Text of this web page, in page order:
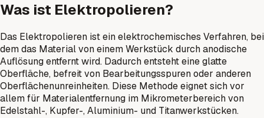
Was ist Elektropolieren?
Das Elektropolieren ist ein elektrochemisches Verfahren, bei
dem das Material von einem Werkstück durch anodische
Auflösung entfernt wird. Dadurch entsteht eine glatte
Oberfläche, befreit von Bearbeitungsspuren oder anderen
Oberflächenunreinheiten. Diese Methode eignet sich vor
allem für Materialentfernung im Mikrometerbereich von
Edelstahl-, Kupfer-, Aluminium- und Titanwerkstücken.